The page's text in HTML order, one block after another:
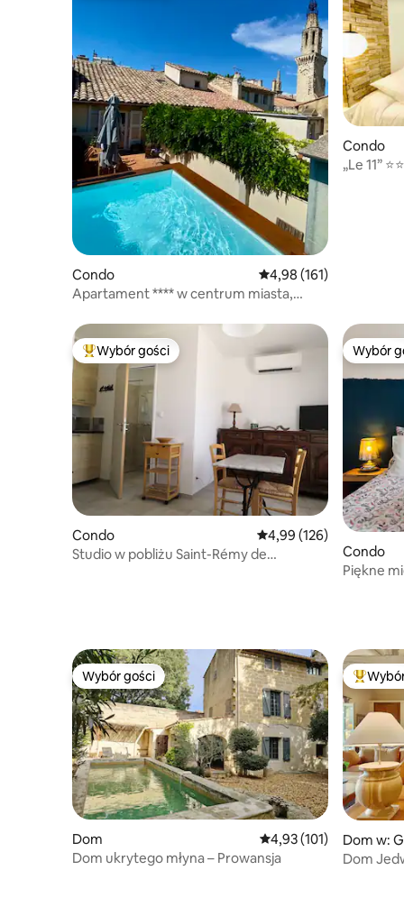
Condo Średnia ocena: 4,98 na
4,98 (161)
Apartament **** w centrum miasta,
klimatyzacja
Condo
„Le 11”
Najpopularniejsze z kategorii Wybór gości
Wybór gości
Condo Średnia ocena: 4,99 na
4,99 (126)
Studio w pobliżu Saint-Rémy de
Wybór
Wybór
Condo
Piękne
Wybór gości
Wybór gości
Dom Średnia ocena: 4,93 na
4,93 (101)
Dom ukrytego młyna – Prowansja
Dom w:
Dom